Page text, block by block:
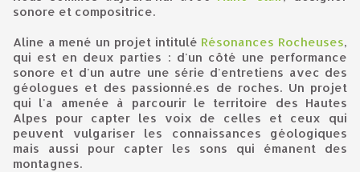
sonore et compositrice.
Aline a mené un projet intitulé Résonances Rocheuses,
qui est en deux parties : d'un côté une performance
sonore et d'un autre une série d'entretiens avec des
géologues et des passionné.es de roches. Un projet
qui l'a amenée à parcourir le territoire des Hautes
Alpes pour capter les voix de celles et ceux qui
peuvent vulgariser les connaissances géologiques
mais aussi pour capter les sons qui émanent des
montagnes.